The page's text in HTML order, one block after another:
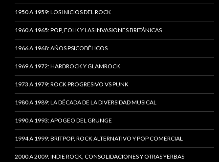
1950 A 1959: LOS INICIOS DEL ROCK
1960 A 1965: POP, FOLK Y LAS INVASIONES BRITÁNICAS
1966 A 1968: AÑOS PSICODÉLICOS
1969 A 1972: HARDROCK Y GLAMROCK
1973 A 1979: ROCK PROGRESIVO VS PUNK
1980 A 1989: LA DÉCADA DE LA DIVERSIDAD MUSICAL
1990 A 1993: APOGEO DEL GRUNGE
1994 A 1999: BRITPOP, ROCK ALTERNATIVO Y POP COMERCIAL
2000 A 2009: INDIE ROCK, CONSOLIDACIONES Y OTRAS YERBAS